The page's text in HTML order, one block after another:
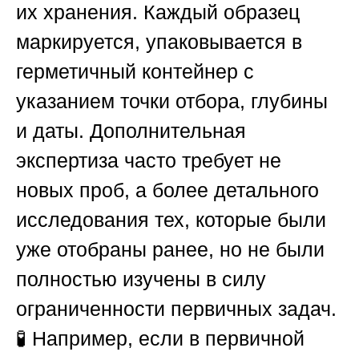
их хранения. Каждый образец
маркируется, упаковывается в
герметичный контейнер с
указанием точки отбора, глубины
и даты. Дополнительная
экспертиза часто требует не
новых проб, а более детального
исследования тех, которые были
уже отобраны ранее, но не были
полностью изучены в силу
ограниченности первичных задач.
🧪 Например, если в первичной